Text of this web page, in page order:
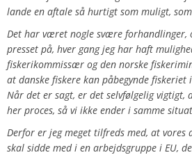
lande en aftale så hurtigt som muligt,
Det har været nogle svære forhandlinger,
presset på, hver gang jeg har haft
fiskerikommissær og den norske
at danske fiskere kan påbegynde fiskeriet
Når det er sagt, er det selvfølgelig
her proces, så vi ikke ender i samme
Derfor er jeg meget tilfreds med, at vores
skal sidde med i en arbejdsgruppe i EU,